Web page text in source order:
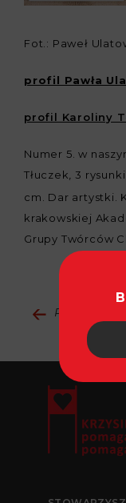
Fot.: Paweł
profil Pawła
profil Karoliny
Numer 5. w
Tłuczek, 3
cm. Dar artystki.
krakowskiej
Grupy Twórców
Powrót do